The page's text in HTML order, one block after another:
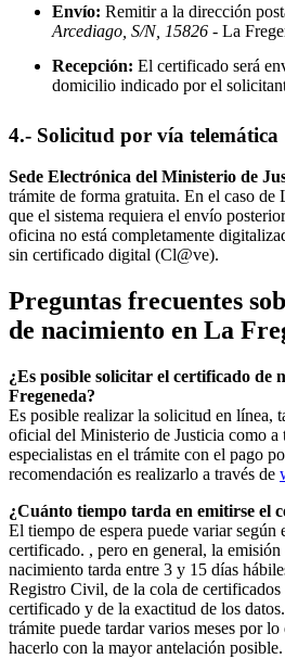
Envío: Remitir a la dirección
Arcediago, S/N, 15826 - La
Recepción: El certificado será
domicilio indicado por el
4.- Solicitud por vía telemática
Sede Electrónica del Ministerio de
trámite de forma gratuita. En el caso de
que el sistema requiera el envío
oficina no está completamente
sin certificado digital (Cl@ve).
Preguntas frecuentes
de nacimiento en La
¿Es posible solicitar el certificado de
Fregeneda?
Es posible realizar la solicitud en línea,
oficial del Ministerio de Justicia como a
especialistas en el trámite con el pago
recomendación es realizarlo a través de
¿Cuánto tiempo tarda en emitirse el
El tiempo de espera puede variar
certificado. , pero en general, la
nacimiento tarda entre 3 y 15 días
Registro Civil, de la cola de certificados
certificado y de la exactitud de los
trámite puede tardar varios meses por
hacerlo con la mayor antelación posible.